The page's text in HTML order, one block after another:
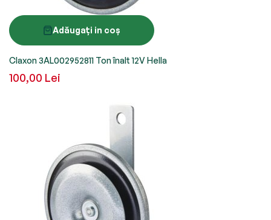
Adăugați in coș
Claxon 3AL002952811 Ton înalt 12V Hella
100,00 Lei